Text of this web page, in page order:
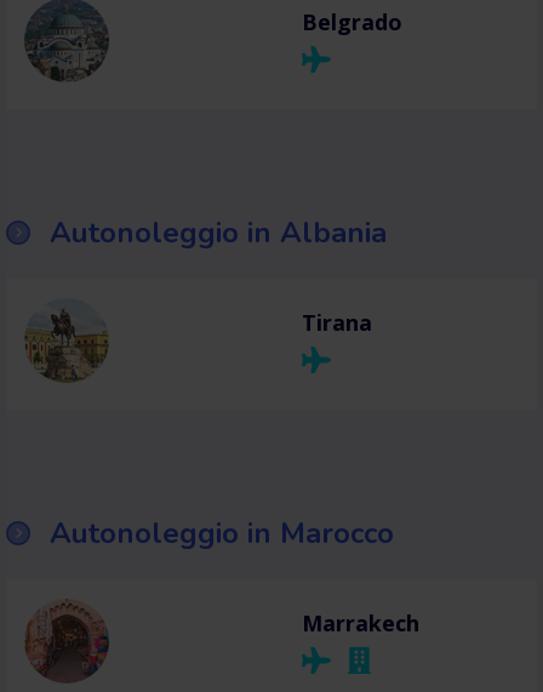
Belgrado
Autonoleggio in Albania
Tirana
Autonoleggio in Marocco
Marrakech